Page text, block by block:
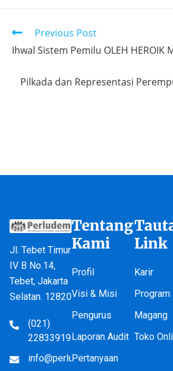
Previous Post
Ihwal Sistem Pemilu OLEH HEROIK
Pilkada dan Representasi
Jl. Tebet Timur
IV B No.14,
Tebet, Jakarta
Selatan. 12820
(021)
22833919
info@perludem.or.id
Tentang
Kami
Profil
Visi & Misi
Pengurus
Laporan Audit
Pertanyaan
Link
Karir
Program
Magang
Toko